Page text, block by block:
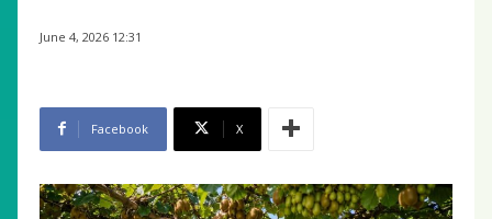
June 4, 2026 12:31
Facebook X